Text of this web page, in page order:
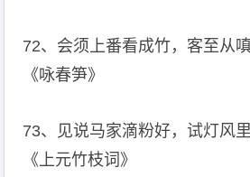
72、会须上番看成竹，客至从
《咏春笋》
73、见说马家滴粉好，试灯风
《上元竹枝词》